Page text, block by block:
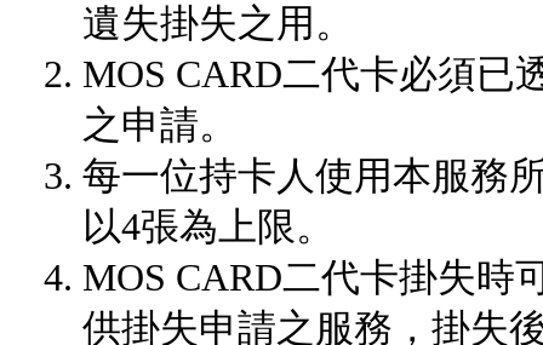
遺失掛失之用。
MOS CARD二代卡必須已
之申請。
每一位持卡人使用本服務
以4張為上限。
MOS CARD二代卡掛失時
供掛失申請之服務，掛失